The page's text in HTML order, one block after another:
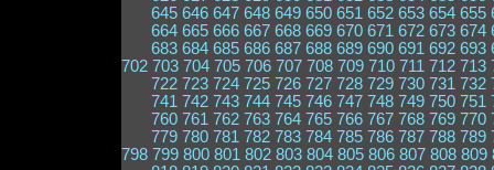
645 646 647 648 649 650 651 652 653 654 655
664 665 666 667 668 669 670 671 672 673 674
683 684 685 686 687 688 689 690 691 692 693
702 703 704 705 706 707 708 709 710 711 712 713
722 723 724 725 726 727 728 729 730 731 732
741 742 743 744 745 746 747 748 749 750 751
760 761 762 763 764 765 766 767 768 769 770
779 780 781 782 783 784 785 786 787 788 789
798 799 800 801 802 803 804 805 806 807 808 809